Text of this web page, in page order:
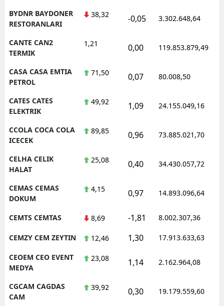
BYDNR BAYDONER
RESTORANLARI
38,32 -0,05 3.302.648,64
CANTE CAN2
TERMIK
1,21 0,00 119.853.879,49
CASA CASA EMTIA
PETROL
71,50 0,07 80.008,50
CATES CATES
ELEKTRIK
49,92 1,09 24.155.049,16
CCOLA COCA COLA
ICECEK
89,85 0,96 73.885.021,70
CELHA CELIK
HALAT
25,08 0,40 34.430.057,72
CEMAS CEMAS
DOKUM
4,15 0,97 14.893.096,64
CEMTS CEMTAS 8,69 -1,81 8.002.307,36
CEMZY CEM ZEYTIN 12,46 1,30 17.913.633,63
CEOEM CEO EVENT
MEDYA
23,08 1,14 2.162.964,08
CGCAM CAGDAS
CAM
39,92 0,30 19.179.559,60